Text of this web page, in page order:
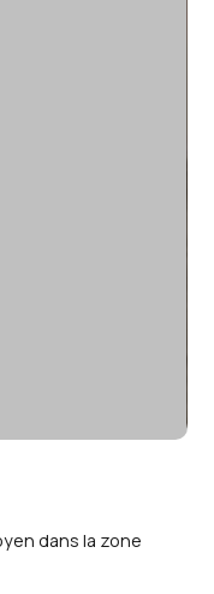
dans la zone